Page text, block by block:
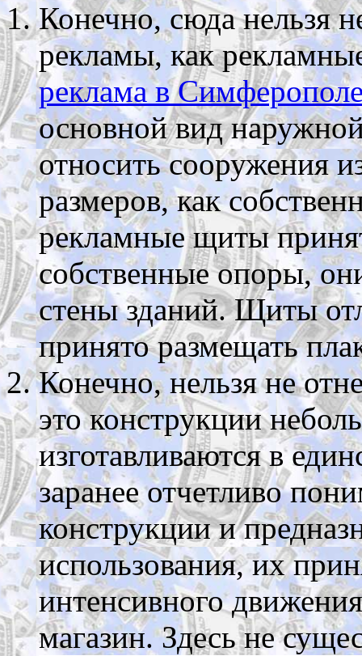
Конечно, сюда нельзя
рекламы, как
реклама в
основной вид
относить сооружения
размеров, как
рекламные щиты
собственные опоры,
стены зданий. Щиты
принято размещать
Конечно, нельзя не
это конструкции
изготавливаются в
заранее отчетливо
конструкции и
использования, их
интенсивного
магазин. Здесь не